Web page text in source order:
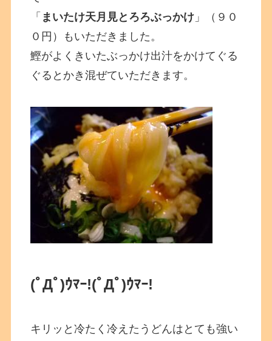
「 まいたけ天月見とろろぶっかけ 」（９０
０円）もいただきました。
鰹がよくきいたぶっかけ出汁をかけてぐる
ぐるとかき混ぜていただきます。
(ﾟДﾟ)ｳﾏｰ!(ﾟДﾟ)ｳﾏｰ!
キリッと冷たく冷えたうどんはとても強い